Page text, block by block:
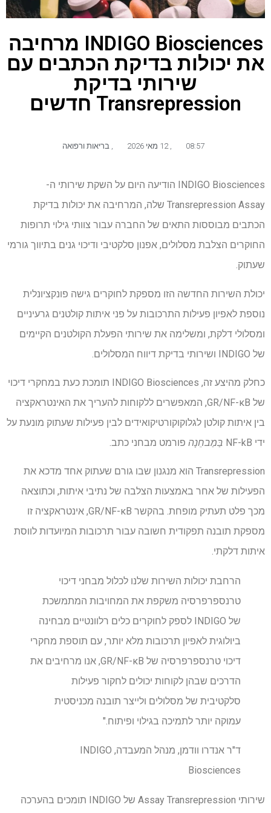
INDIGO Biosciences מרחיבה
את יכולות בדיקת הכתבים עם
שירותי בדיקת
Transrepression חדשים
08:57 12 מאי 2026 בריאות ורפואה
INDIGO Biosciences הודיעה היום על השקת שירותי ה-
Transrepression Assay שלה, המרחיבה את יכולות בדיקת
הכתבים מבוססות התאים של החברה עבור צוותי גילוי תרופות
החוקרים הצלבת מסלולים, אפנון סלקטיבי ודיכוי גנים בתיווך גורמי
שעתוק.
יכולת השירות החדשה הזו מספקת לחוקרים גישה פונקציונלית
נוספת לאפיון פעילות התרכובות על פני איתות קולטנים גרעיניים
ומסלולי דלקת, ומשלימה את שירותי הפעלת הקולטנים הקיימים
של INDIGO ושירותי בדיקת דיווח המסלולים.
כחלק מהיצע זה, INDIGO Biosciences תומכת כעת במחקרי דיכוי
של GR/NF-κB, המאפשרים ללקוחות להעריך את האינטראקציה
בין איתות קולטן לגלוקוקורטיקואידים לבין פעילות שעתוק מונעת על
ידי NF-kB
בַּמַבחֵנָה פורמט מבחני כתב.
Transrepression הוא מנגנון שבו גורם שעתוק אחד מדכא את
הפעילות של אחר באמצעות הצלבה של נתיבי איתות, וכתוצאה
מכך פלט תעתיק מופחת. בהקשר GR/NF-κB, אינטראקציה זו
מספקת תובנה תפקודית חשובה עבור תרכובות המיועדות לווסת
איתות דלקתי.
הרחבת יכולות השירות שלנו לכלול מבחני דיכוי
טרנספרפרסיה משקפת את המחויבות המתמשכת
של INDIGO לספק לחוקרים כלים רלוונטיים מבחינה
ביולוגית לאפיון תרכובות מלא יותר, עם תוספת מחקרי
דיכוי טרנספרפרסיה של GR/NF-κB, אנו מרחיבים את
הדרכים שבהן לקוחות יכולים לחקור פעילות
סלקטיבית של מסלולים ולייצר תובנה מכניסטית
עמוקה יותר לתמיכה בגילוי ופיתוח."
ד"ר אנדרו וודמן, מנהל המעבדה, INDIGO
Biosciences
שירותי Assay Transrepression של INDIGO תומכים בהערכה